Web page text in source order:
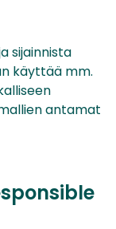
sijainnista
käyttää mm.
antamat